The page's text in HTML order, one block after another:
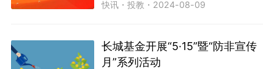
快讯 ・投教 ・ 2024-08-09
长城基金开展“5·15”暨“防非宣传
月”系列活动